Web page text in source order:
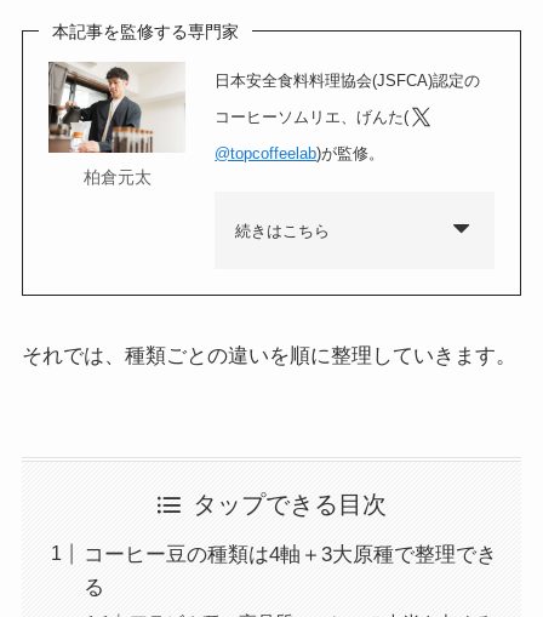
本記事を監修する専門家
柏倉元太
日本安全食料料理協会(JSFCA)認定の
コーヒーソムリエ、げんた(
@topcoffeelab)が監修。
続きはこちら
それでは、種類ごとの違いを順に整理していきます。
タップできる目次
コーヒー豆の種類は4軸＋3大原種で整理でき
る